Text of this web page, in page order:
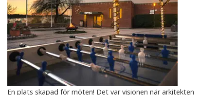
En plats skapad för möten! Det var visionen när arkitekten